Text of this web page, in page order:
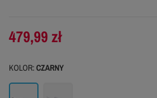
479,99 zł
KOLOR:CZARNY